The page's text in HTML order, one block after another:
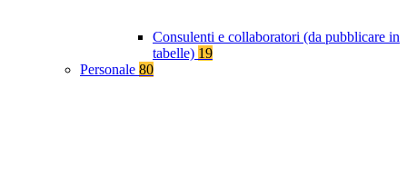
Consulenti e collaboratori (da pubblicare in
tabelle) 19
Personale 80